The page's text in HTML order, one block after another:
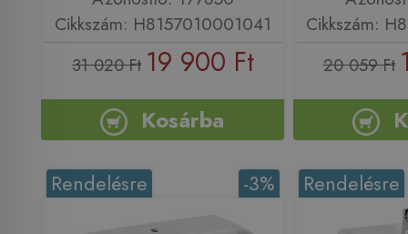
Cikkszám: H8157010001041
31 020 Ft 19 900 Ft
Kosárba
Cikkszám:
20 059 Ft
-3%
Rendelésre Rendelésre